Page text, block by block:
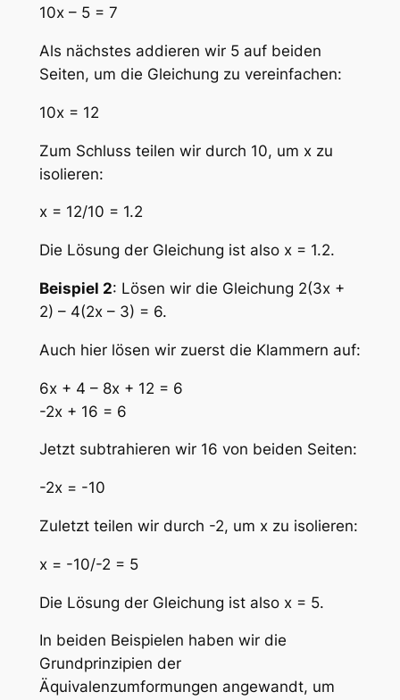
10x – 5 = 7
Als nächstes addieren wir 5 auf beiden
Seiten, um die Gleichung zu vereinfachen:
10x = 12
Zum Schluss teilen wir durch 10, um x zu
isolieren:
x = 12/10 = 1.2
Die Lösung der Gleichung ist also x = 1.2.
Beispiel 2: Lösen wir die Gleichung 2(3x +
2) – 4(2x – 3) = 6.
Auch hier lösen wir zuerst die Klammern auf:
6x + 4 – 8x + 12 = 6
-2x + 16 = 6
Jetzt subtrahieren wir 16 von beiden Seiten:
-2x = -10
Zuletzt teilen wir durch -2, um x zu isolieren:
x = -10/-2 = 5
Die Lösung der Gleichung ist also x = 5.
In beiden Beispielen haben wir die
Grundprinzipien der
Äquivalenzumformungen angewandt, um